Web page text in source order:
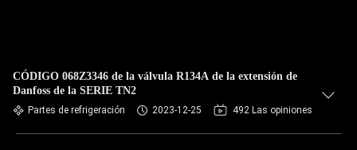
CÓDIGO 068Z3346 de la válvula R134A de la extensión de
Danfoss de la SERIE TN2
Partes de refrigeración 2023-12-25 492 Las opiniones